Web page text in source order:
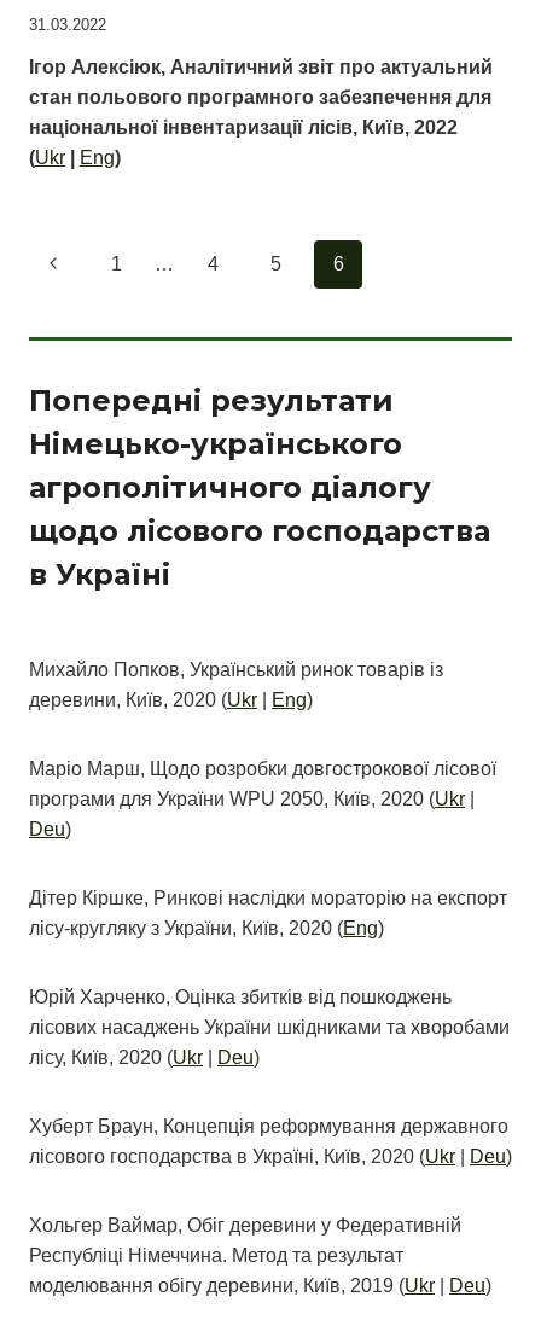
Ігор Алексіюк, Аналітичний звіт про актуальний
стан польового програмного забезпечення для
національної інвентаризації лісів, Київ, 2022
(Ukr Eng)
31.03.2022
Навігація
Попередня
1 … 4 5 6
Попередні результати
Німецько-українського
агрополітичного діалогу
щодо лісового господарства
в Україні
Михайло Попков, Український ринок товарів із
деревини, Київ, 2020 (Ukr Eng)
Маріо Марш, Щодо розробки довгострокової лісової
програми для України WPU 2050, Київ, 2020 (Ukr
Deu)
Дітер Кіршкe, Ринкові наслідки мораторію на експорт
лісу-кругляку з України, Київ, 2020 (Eng)
Юрій Харченко, Оцінка збитків від пошкоджень
лісових насаджень України шкідниками та хворобами
лісу, Київ, 2020 (Ukr Deu)
Хуберт Браун, Концепція реформування державного
лісового господарства в Україні, Київ, 2020 (Ukr Deu)
Хольгер Ваймар, Обіг деревини у Федеративній
Республіці Німеччина. Метод та результат
моделювання обігу деревини, Київ, 2019 (Ukr Deu)